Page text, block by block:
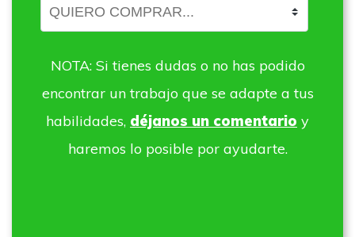
NOTA: Si tienes dudas o no has podido
encontrar un trabajo que se adapte a tus
habilidades, déjanos un comentario y
haremos lo posible por ayudarte.